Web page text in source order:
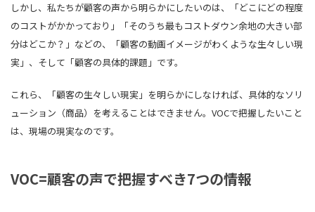
しかし、私たちが顧客の声から明らかにしたいのは、「どこにどの程度
のコストがかかっており」「そのうち最もコストダウン余地の大きい部
分はどこか？」などの、「顧客の動画イメージがわくような生々しい現
実」、そして「顧客の具体的課題」です。
これら、「顧客の生々しい現実」を明らかにしなければ、具体的なソリ
ューション（商品）を考えることはできません。VOCで把握したいこと
は、現場の現実なのです。
VOC=顧客の声で把握すべき7つの情報